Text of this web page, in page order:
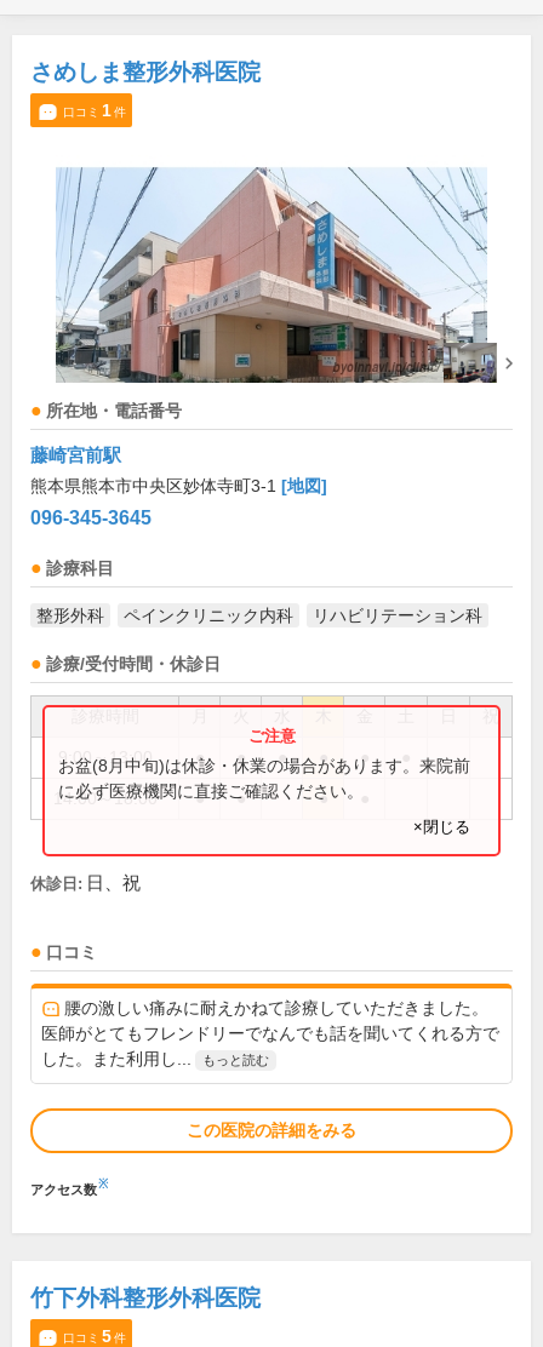
さめしま整形外科医院
口コミ 1件
所在地・電話番号
藤崎宮前駅
熊本県熊本市中央区妙体寺町3-1 [地図]
096-345-3645
診療科目
整形外科 ペインクリニック内科 リハビリテーション科
診療/受付時間・休診日
祝
9:00～13:00 ● ● ● ● ●
14:00～18:00 ● ● ●
お盆(8月中旬)は休診・休業の場合があります。来院前
に必ず医療機関に直接ご確認ください。
×閉じる
休診日: 日、祝
口コミ
腰の激しい痛みに耐えかねて診療していただきました。
医師がとてもフレンドリーでなんでも話を聞いてくれる方で
した。また利用し...
もっと読む
この医院の詳細をみる
アクセス数※
竹下外科整形外科医院
口コミ 5件